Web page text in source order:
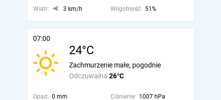
Wiatr:
3 km/h Wilgotność: 51%
07:00
24°C
Odczuwalna 26°C
Zachmurzenie małe, pogodnie
Opad: 0 mm Ciśnienie: 1007 hPa